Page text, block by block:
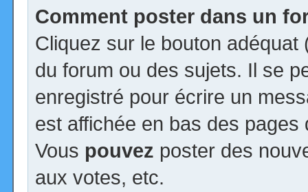
Comment poster dans un
Cliquez sur le bouton
du forum ou des sujets. Il se
enregistré pour écrire un
est affichée en bas des
Vous pouvez poster des
aux votes, etc.